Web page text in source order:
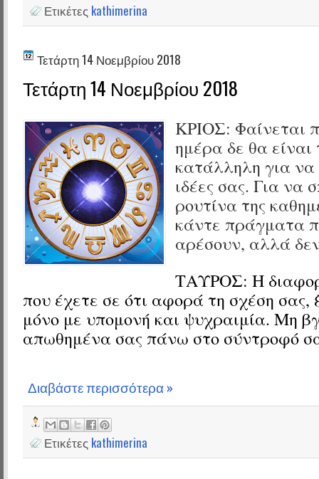
Ετικέτες kathimerina
Τετάρτη 14 Νοεμβρίου 2018
Τετάρτη 14 Νοεμβρίου 2018
ΚΡΙΟΣ: Φαίνεται
ημέρα δε θα είναι
κατάλληλη για να
ιδέες σας. Για να
ρουτίνα της
κάντε πράγματα
αρέσουν, αλλά
ΤΑΥΡΟΣ: Η
που έχετε σε ότι αφορά τη σχέση σας,
μόνο με υπομονή και ψυχραιμία. Μη
απωθημένα σας πάνω στο σύντροφό
Διαβάστε περισσότερα »
Ετικέτες kathimerina